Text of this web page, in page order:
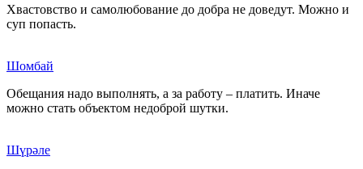
Хвастовство и самолюбование до добра не доведут. Можно и
суп попасть.
Шомбай
Обещания надо выполнять, а за работу – платить. Иначе
можно стать объектом недоброй шутки.
Шүрәле